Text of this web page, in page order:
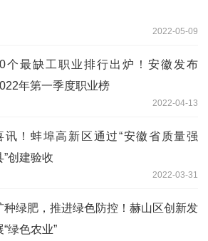
2022-05-09
个最缺工职业排行出炉！安徽发布
年第一季度职业榜
2022-04-13
讯！蚌埠高新区通过“安徽省质量强
”创建验收
2022-03-31
种绿肥，推进绿色防控！赫山区创新发
“绿色农业”